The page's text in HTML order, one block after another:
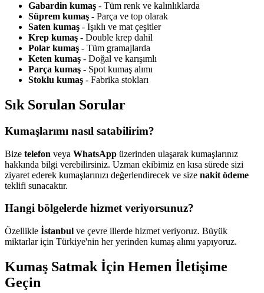
Gabardin kumaş - Tüm renk ve kalınlıklarda
Süprem kumaş - Parça ve top olarak
Saten kumaş - Işıklı ve mat çeşitler
Krep kumaş - Double krep dahil
Polar kumaş - Tüm gramajlarda
Keten kumaş - Doğal ve karışımlı
Parça kumaş - Spot kumaş alımı
Stoklu kumaş - Fabrika stokları
Sık Sorulan Sorular
Kumaşlarımı nasıl satabilirim?
Bize telefon veya WhatsApp üzerinden ulaşarak kumaşlarınız
hakkında bilgi verebilirsiniz. Uzman ekibimiz en kısa sürede sizi
ziyaret ederek kumaşlarınızı değerlendirecek ve size nakit ödeme
teklifi sunacaktır.
Hangi bölgelerde hizmet veriyorsunuz?
Özellikle İstanbul ve çevre illerde hizmet veriyoruz. Büyük
miktarlar için Türkiye'nin her yerinden kumaş alımı yapıyoruz.
Kumaş Satmak İçin Hemen İletişime
Geçin